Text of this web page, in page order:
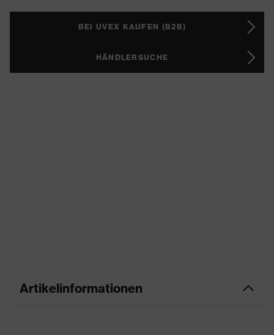
BEI UVEX KAUFEN (B2B)
HÄNDLERSUCHE
Artikelinformationen